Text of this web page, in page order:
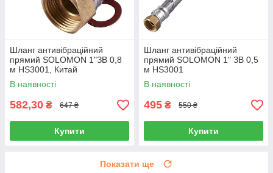
Шланг антивібраційний
прямий SOLOMON 1"ЗВ 0,8
м HS3001, Китай
В наявності
582,30 ₴ 647 ₴
Купити
Шланг антивібраційний
прямий SOLOMON 1" ЗВ 0,5
м HS3001
В наявності
495 ₴ 550 ₴
Купити
Показати ще